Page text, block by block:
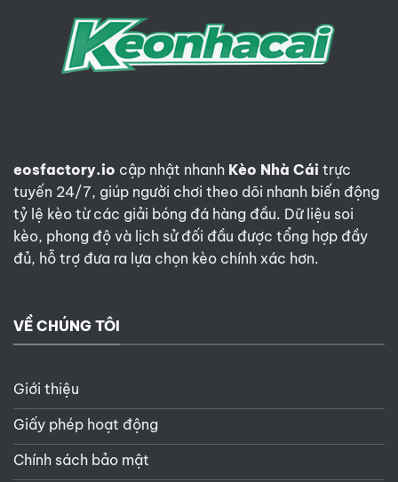
Bản
lĩnh
Les
Bleus
eosfactory.io cập nhật nhanh Kèo Nhà Cái trực
tuyến 24/7, giúp người chơi theo dõi nhanh biến động
tỷ lệ kèo từ các giải bóng đá hàng đầu. Dữ liệu soi
kèo, phong độ và lịch sử đối đầu được tổng hợp đầy
đủ, hỗ trợ đưa ra lựa chọn kèo chính xác hơn.
VỀ CHÚNG TÔI
Giới thiệu
Giấy phép hoạt động
Chính sách bảo mật